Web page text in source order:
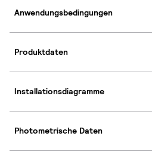
Anwendungsbedingungen
Produktdaten
Installationsdiagramme
Photometrische Daten